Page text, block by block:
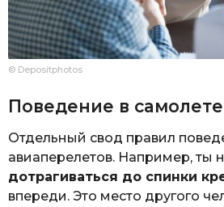
© Depositphotos
Поведение в самолете
Отдельный свод правил
авиаперелетов. Например, ты
дотрагиваться до спинки
впереди. Это место другого